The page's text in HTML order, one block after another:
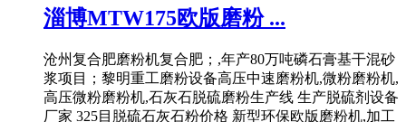
淄博MTW175欧版磨粉 ...
沧州复合肥磨粉机复合肥；,年产80万吨磷石膏基干混砂
浆项目；黎明重工磨粉设备高压中速磨粉机,微粉磨粉机,
高压微粉磨粉机,石灰石脱硫磨粉生产线 生产脱硫剂设备
厂家 325目脱硫石灰石粉价格 新型环保欧版磨粉机,加工